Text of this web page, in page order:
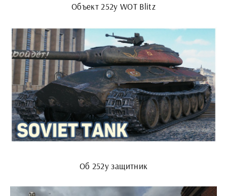
Объект 252у WOT Blitz
Об 252у защитник